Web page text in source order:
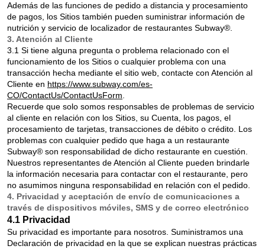
Además de las funciones de pedido a distancia y procesamiento
de pagos, los Sitios también pueden suministrar información de
nutrición y servicio de localizador de restaurantes Subway®.
3. Atención al Cliente
3.1 Si tiene alguna pregunta o problema relacionado con el
funcionamiento de los Sitios o cualquier problema con una
transacción hecha mediante el sitio web, contacte con Atención al
Cliente en https://www.subway.com/es-
CO/ContactUs/ContactUsForm
Recuerde que solo somos responsables de problemas de servicio
al cliente en relación con los Sitios, su Cuenta, los pagos, el
procesamiento de tarjetas, transacciones de débito o crédito. Los
problemas con cualquier pedido que haga a un restaurante
Subway® son responsabilidad de dicho restaurante en cuestión.
Nuestros representantes de Atención al Cliente pueden brindarle
la información necesaria para contactar con el restaurante, pero
no asumimos ninguna responsabilidad en relación con el pedido.
4. Privacidad y aceptación de envío de comunicaciones a
través de dispositivos móviles, SMS y de correo electrónico
4.1 Privacidad
Su privacidad es importante para nosotros. Suministramos una
Declaración de privacidad en la que se explican nuestras prácticas